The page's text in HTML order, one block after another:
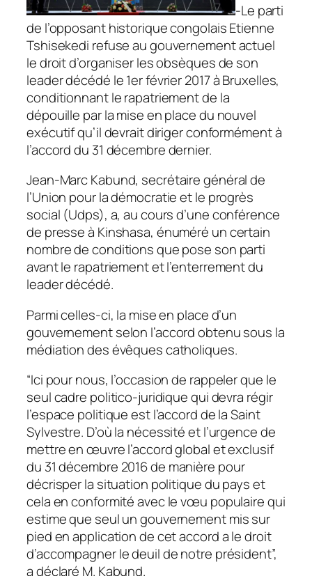
-Le parti
de l’opposant historique congolais Etienne
Tshisekedi refuse au gouvernement actuel
le droit d’organiser les obsèques de son
leader décédé le 1er février 2017 à Bruxelles,
conditionnant le rapatriement de la
dépouille par la mise en place du nouvel
exécutif qu’il devrait diriger conformément à
l’accord du 31 décembre dernier.
Jean-Marc Kabund, secrétaire général de
l’Union pour la démocratie et le progrès
social (Udps), a, au cours d’une conférence
de presse à Kinshasa, énuméré un certain
nombre de conditions que pose son parti
avant le rapatriement et l’enterrement du
leader décédé.
Parmi celles-ci, la mise en place d’un
gouvernement selon l’accord obtenu sous la
médiation des évêques catholiques.
“Ici pour nous, l’occasion de rappeler que le
seul cadre politico-juridique qui devra régir
l’espace politique est l’accord de la Saint
Sylvestre. D’où la nécessité et l’urgence de
mettre en œuvre l’accord global et exclusif
du 31 décembre 2016 de manière pour
décrisper la situation politique du pays et
cela en conformité avec le vœu populaire qui
estime que seul un gouvernement mis sur
pied en application de cet accord a le droit
d’accompagner le deuil de notre président”,
a déclaré M. Kabund.